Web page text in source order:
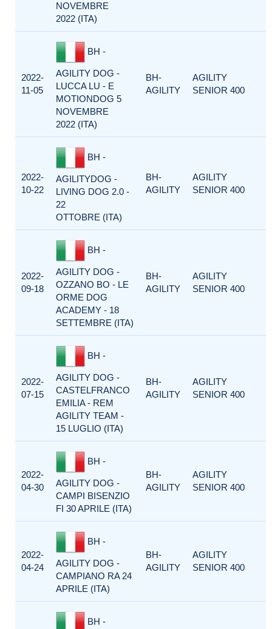
NOVEMBRE
2022 (ITA)
2022-
11-05
BH -
AGILITY DOG -
LUCCA LU - E
MOTIONDOG 5
NOVEMBRE
2022 (ITA)
BH-
AGILITY
AGILITY
SENIOR 400
2022-
10-22
BH -
AGILITYDOG -
LIVING DOG 2.0 -
22
OTTOBRE (ITA)
BH-
AGILITY
AGILITY
SENIOR 400
2022-
09-18
BH -
AGILITY DOG -
OZZANO BO - LE
ORME DOG
ACADEMY - 18
SETTEMBRE (ITA)
BH-
AGILITY
AGILITY
SENIOR 400
2022-
07-15
BH -
AGILITY DOG -
CASTELFRANCO
EMILIA - REM
AGILITY TEAM -
15 LUGLIO (ITA)
BH-
AGILITY
AGILITY
SENIOR 400
2022-
04-30
BH -
AGILITY DOG -
CAMPI BISENZIO
FI 30 APRILE (ITA)
BH-
AGILITY
AGILITY
SENIOR 400
2022-
04-24
BH -
AGILITY DOG -
CAMPIANO RA 24
APRILE (ITA)
BH-
AGILITY
AGILITY
SENIOR 400
BH -